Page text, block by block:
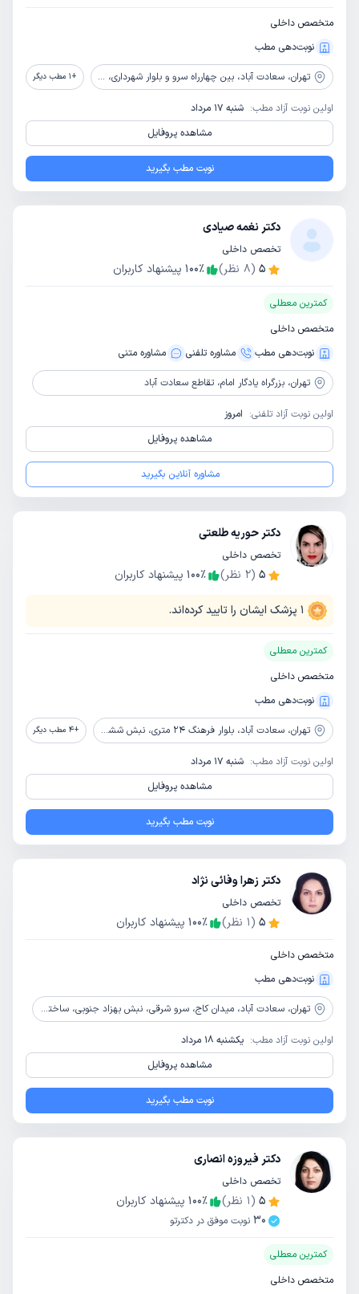
متخصص داخلی
نوبت‌دهی مطب
تهران، سعادت آباد، بین چهارراه سرو و بلوار شهرداری، خیابان ریاضی بخشایش، پلاک 4 +
1 مطب دیگر
اولین نوبت آزاد مطب: شنبه 17 مرداد
مشاهده پروفایل
نوبت مطب بگیرید
دکتر نغمه صیادی
تخصص داخلی
5
(
8 نظر) 100٪ پیشنهاد کاربران
کمترین معطلی
متخصص داخلی
نوبت‌دهی مطب
مشاوره‌ تلفنی مشاوره‌ متنی
تهران، بزرگراه یادگار امام، تقاطع سعادت آباد
اولین نوبت آزاد تلفنی: امروز
مشاهده پروفایل
مشاوره آنلاین بگیرید
دکتر حوریه طلعتی
تخصص داخلی
5
(
2 نظر) 100٪ پیشنهاد کاربران
1 پزشک ایشان را تایید کرده‌اند.
کمترین معطلی
متخصص داخلی
نوبت‌دهی مطب
تهران، سعادت آباد، بلوار فرهنگ 24 متری، نبش ششم غربی، پلاک 8 +
4 مطب دیگر
اولین نوبت آزاد مطب: شنبه 17 مرداد
مشاهده پروفایل
نوبت مطب بگیرید
دکتر زهرا وفائی نژاد
تخصص داخلی
5
(
1 نظر) 100٪ پیشنهاد کاربران
متخصص داخلی
نوبت‌دهی مطب
تهران، سعادت آباد، میدان کاج، سرو شرقی، نبش بهزاد جنوبی، ساختمان استاد شهریار، طبقه 4، واحد12
اولین نوبت آزاد مطب: یکشنبه 18 مرداد
مشاهده پروفایل
نوبت مطب بگیرید
دکتر فیروزه انصاری
تخصص داخلی
5
(
1 نظر) 100٪
پیشنهاد کاربران
30 نوبت موفق در دکترتو
کمترین معطلی
متخصص داخلی